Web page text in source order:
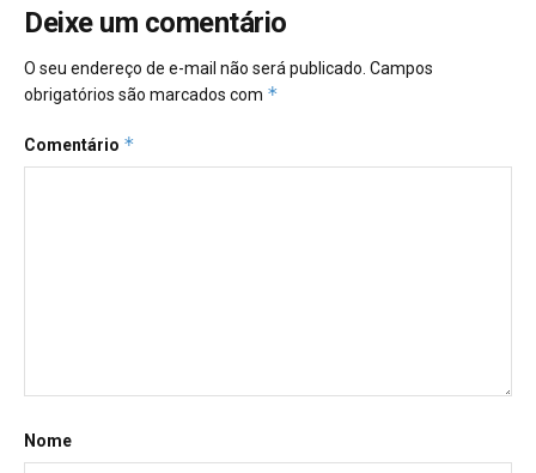
Deixe um comentário
O seu endereço de e-mail não será publicado. Campos
obrigatórios são marcados com *
Comentário *
Nome